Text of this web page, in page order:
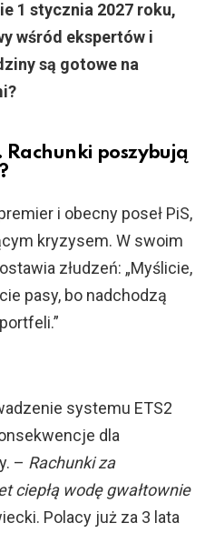
1 stycznia 2027 roku,
wśród ekspertów i
są gotowe na
poszybują
i obecny poseł PiS,
kryzysem. W swoim
złudzeń: „Myślicie,
pasy, bo nadchodzą
systemu ETS2
dla
– Rachunki za
ciepłą wodę gwałtownie
Polacy już za 3 lata